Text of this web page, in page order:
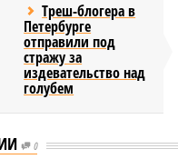
Треш-блогера в
Петербурге
отправили под
стражу за
издевательство над
голубем
0